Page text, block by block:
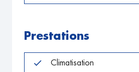
Prestations
Climatisation